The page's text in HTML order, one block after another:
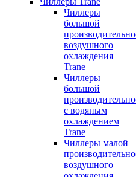
Чиллеры
большой
воздушного
охлаждения
Trane
Чиллеры
большой
с водяным
охлаждением
Trane
Чиллеры малой
воздушного